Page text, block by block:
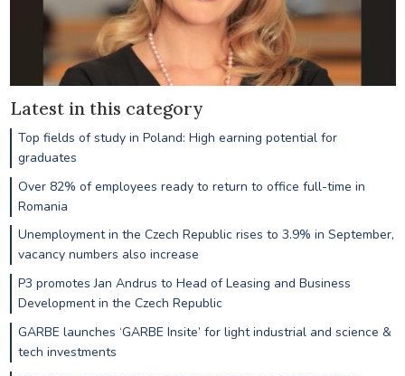
Latest in this category
Top fields of study in Poland: High earning potential for
graduates
Over 82% of employees ready to return to office full-time in
Romania
Unemployment in the Czech Republic rises to 3.9% in September,
vacancy numbers also increase
P3 promotes Jan Andrus to Head of Leasing and Business
Development in the Czech Republic
GARBE launches ‘GARBE Insite’ for light industrial and science &
tech investments